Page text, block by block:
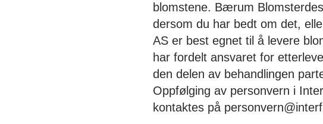
blomstene. Bærum
dersom du har bedt om det,
AS er best egnet til å levere
har fordelt ansvaret for
den delen av behandlingen
Oppfølging av personvern i
kontaktes på